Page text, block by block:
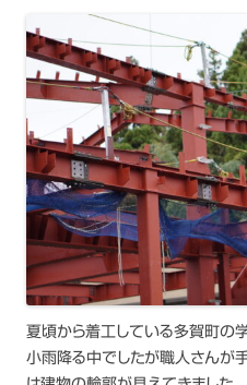
夏頃から着工している多賀町の
小雨降る中でしたが職人さんが